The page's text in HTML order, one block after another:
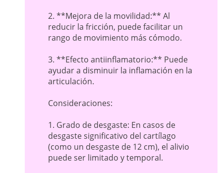
2. **Mejora de la movilidad:** Al
reducir la fricción, puede facilitar un
rango de movimiento más cómodo.
3. **Efecto antiinflamatorio:** Puede
ayudar a disminuir la inflamación en la
articulación.
Consideraciones:
1. Grado de desgaste: En casos de
desgaste significativo del cartílago
(como un desgaste de 12 cm), el alivio
puede ser limitado y temporal.